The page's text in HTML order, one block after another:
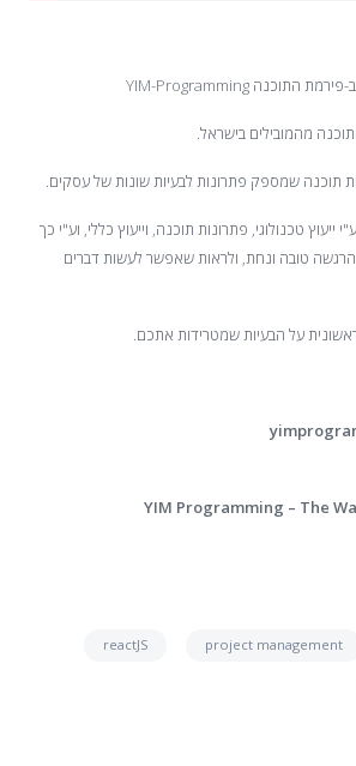
טכנולוגי, פתרונות תוכנה, וייעוץ כללי, וע"י כך
טובה ונחת, ולראות שאפשר לעשות דברים
על הבעיות שמטרידות אתכם.
YIM Programming – The
project management
reactJS